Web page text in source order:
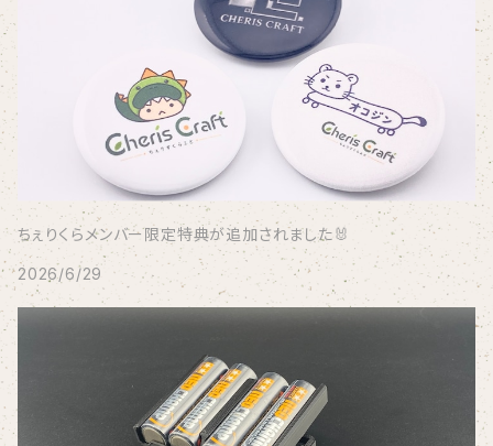
ちぇりくらメンバー限定特典が追加されました🐰
2026/6/29